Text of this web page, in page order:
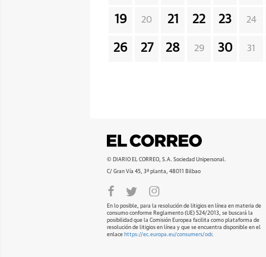
19 20 21 22 23 24
26 27 28 29 30 31
© DIARIO EL CORREO, S.A. Sociedad Unipersonal.
C/ Gran Vía 45, 3ª planta, 48011 Bilbao
En lo posible, para la resolución de litigios en línea en materia de
consumo conforme Reglamento (UE) 524/2013, se buscará la
posibilidad que la Comisión Europea facilita como plataforma de
resolución de litigios en línea y que se encuentra disponible en el
enlace https://ec.europa.eu/consumers/odr.